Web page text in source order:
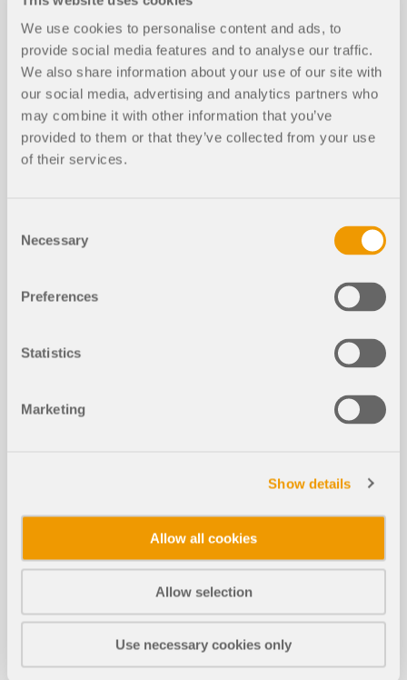
We use cookies to personalise content and ads, to
provide social media features and to analyse our traffic.
We also share information about your use of our site with
our social media, advertising and analytics partners who
may combine it with other information that you’ve
provided to them or that they’ve collected from your use
of their services.
Selection
Necessary
Preferences
Statistics
Marketing
Show details
Allow all cookies
Allow selection
Use necessary cookies only
Integrace parametrů podle následujících
DIN EN 1993-1-1/NA:2015-08 (Německo)
ÖNORM B 1993-1-1:2007-02 (Rakousko)
NBN EN 1993-1-1/ANB:2010-12 (Belgie)
BDS EN 1993-1-1/NA:2008 (Bulharsko)
NF EN 1993-1-1/NA:2007-05 (Francie)
UNI EN 1993-1-1/NA:2008 (Itálie)
(Lucembursko)
NEN EN 1993-1-1/NA:2011-12 (Nizozemsko)
NP EN 1993-1-1/NA:2010-03 (Portugalsko)
SR EN 1993-1-1/NB:2008-04 (Rumunsko)
SS EN 1993-1-1/NA:2011-04 (Švédsko)
SS EN 1993-1-1/NA:2010 (Singapur)
STN EN 1993-1-1/NA:2007-12 (Slovensko)
SIST EN 1993-1-1/A101:2006-03 (Slovinsko)
UNE EN 1993-1-1/NA:2013-02 (Španělsko)
ČSN EN 1993-1-1/NA:2007-05 (Česká